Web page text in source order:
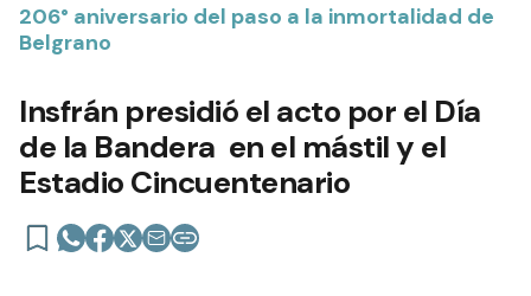
206° aniversario del paso a la inmortalidad de
Belgrano
Insfrán presidió el acto por el Día
de la Bandera en el mástil y el
Estadio Cincuentenario